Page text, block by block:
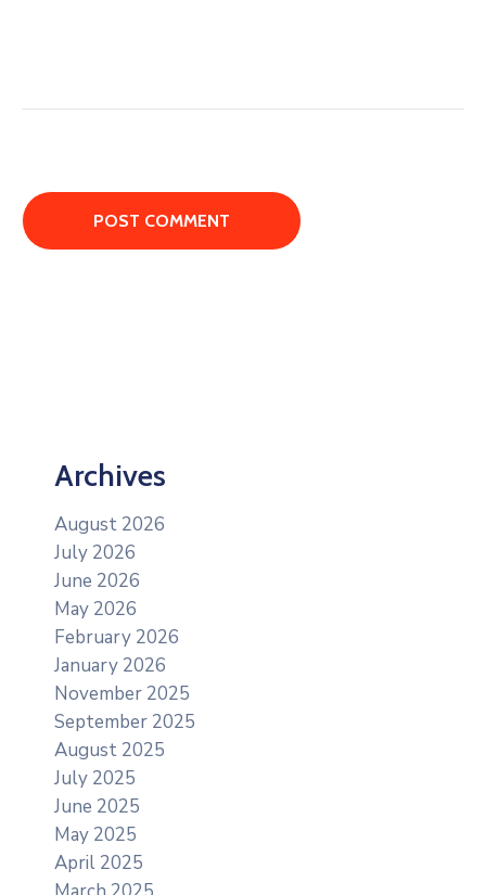
Archives
August 2026
July 2026
June 2026
May 2026
February 2026
January 2026
November 2025
September 2025
August 2025
July 2025
June 2025
May 2025
April 2025